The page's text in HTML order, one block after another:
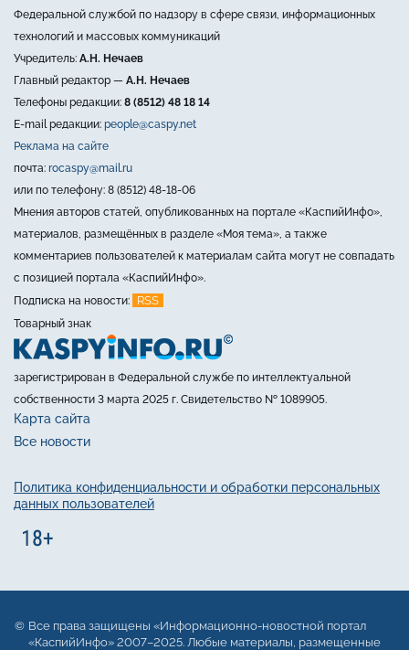
Федеральной службой по надзору в сфере связи, информационных
технологий и массовых коммуникаций
Учредитель: А.Н. Нечаев
Главный редактор — А.Н. Нечаев
Телефоны редакции: 8 (8512) 48 18 14
E-mail редакции: people@caspy.net
Реклама на сайте
почта: rocaspy@mail.ru
или по телефону: 8 (8512) 48-18-06
Мнения авторов статей, опубликованных на портале «КаспийИнфо»,
материалов, размещённых в разделе «Моя тема», а также
комментариев пользователей к материалам сайта могут не совпадать
с позицией портала «КаспийИнфо».
Подписка на новости:
RSS
Товарный знак
зарегистрирован в Федеральной службе по интеллектуальной
собственности 3 марта 2025 г. Свидетельство № 1089905.
Карта сайта
Все новости
Политика конфиденциальности и обработки персональных
данных пользователей
Все права защищены «Информационно-новостной портал
«КаспийИнфо» 2007–2025. Любые материалы, размещенные